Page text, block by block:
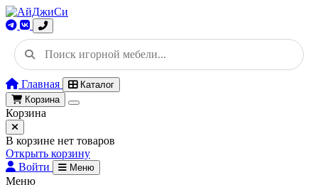
Главная
Каталог
Корзина
Корзина
В корзине нет товаров
Открыть корзину
Войти
Меню
Меню